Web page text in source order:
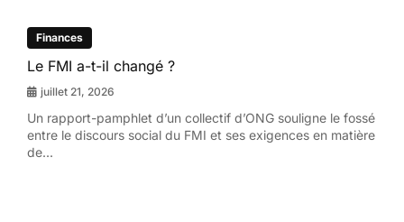
Finances
Le FMI a-t-il changé ?
juillet 21, 2026
Un rapport-pamphlet d’un collectif d’ONG souligne le fossé
entre le discours social du FMI et ses exigences en matière
de...